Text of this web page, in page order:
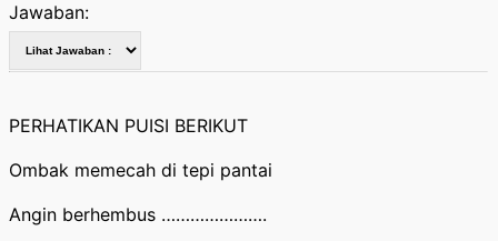
Jawaban:
PERHATIKAN PUISI BERIKUT
Ombak memecah di tepi pantai
Angin berhembus ………………….